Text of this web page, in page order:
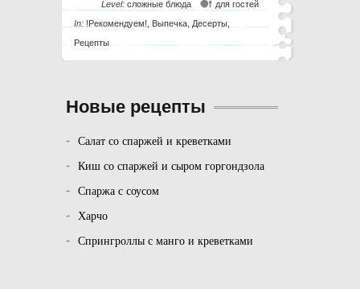
для гостей
Level: сложные блюда
In: !Рекомендуем! Выпечка, Десерты,
Рецепты
Новые рецепты
Салат со спаржей и креветками
Киш со спаржей и сыром горгондзола
Спаржа с соусом
Харчо
Спрингроллы с манго и креветками